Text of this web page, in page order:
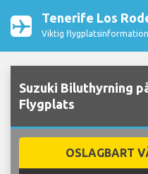
Tenerife Los
Viktig
Suzuki Biluthyrning
Flygplats
OSLAGBART